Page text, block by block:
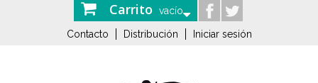
Carrito vacío
Contacto Distribución Iniciar sesión